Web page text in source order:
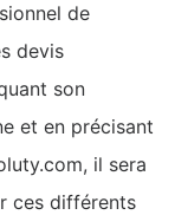
de
devis
son
et en précisant
il sera
ces différents